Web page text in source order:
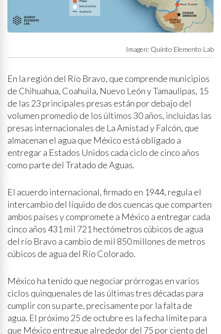
Imagen: Quinto Elemento Lab
En la región del Río Bravo, que comprende municipios
de Chihuahua, Coahuila, Nuevo León y Tamaulipas, 15
de las 23 principales presas están por debajo del
volumen promedio de los últimos 30 años, incluidas las
presas internacionales de La Amistad y Falcón, que
almacenan el agua que México está obligado a
entregar a Estados Unidos cada ciclo de cinco años
como parte del Tratado de Aguas.
El acuerdo internacional, firmado en 1944, regula el
intercambio del líquido de dos cuencas que comparten
ambos países y compromete a México a entregar cada
cinco años 431 mil 721 hectómetros cúbicos de agua
del río Bravo a cambio de mil 850 millones de metros
cúbicos de agua del Río Colorado.
México ha tenido que negociar prórrogas en varios
ciclos quinquenales de las últimas tres décadas para
cumplir con su parte, precisamente por la falta de
agua. El próximo 25 de octubre es la fecha límite para
que México entregue alrededor del 75 por ciento del